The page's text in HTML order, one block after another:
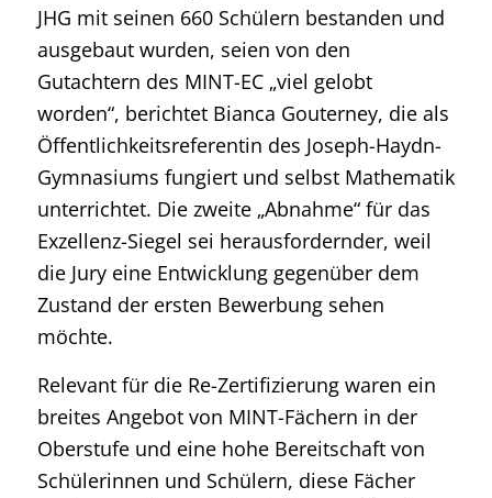
JHG mit seinen 660 Schülern bestanden und
ausgebaut wurden, seien von den
Gutachtern des MINT-EC „viel gelobt
worden“, berichtet Bianca Gouterney, die als
Öffentlichkeitsreferentin des Joseph-Haydn-
Gymnasiums fungiert und selbst Mathematik
unterrichtet. Die zweite „Abnahme“ für das
Exzellenz-Siegel sei herausfordernder, weil
die Jury eine Entwicklung gegenüber dem
Zustand der ersten Bewerbung sehen
möchte.
Relevant für die Re-Zertifizierung waren ein
breites Angebot von MINT-Fächern in der
Oberstufe und eine hohe Bereitschaft von
Schülerinnen und Schülern, diese Fächer